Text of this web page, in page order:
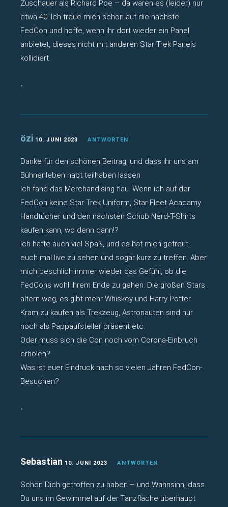
Zuschauer als Richard Poe – da waren es (leider) nur
etwa 40. Ich freue mich schon auf die nächste
FedCon und hoffe, wenn ihr dort wieder ein Panel
anbietet, dieses nicht mit anderen Star Trek Panels
kollidiert.
özi 10. JUNI 2023 ANTWORTEN
Danke für den schönen Beitrag, und dass ihr uns am
Bühnenleben habt teilhaben lassen.
Ich fand das Merchandising flau. Wenn ich auf der
FedCon keine Star Trek Uniform, Star Fleet Acadamy
Handtücher und den nächsten Schub Nerd-T-Shirts
kaufen kann, wo denn dann!?
Ich hatte auch viel Spaß, und es hat mich gefreut,
euch mal live zu sehen und sogar kurz zu treffen. Aber
mich beschlich immer wieder das Gefühl, ob die
FedCons wohl ihrem Ende zu gehen. Die großen Stars
altern weg, es gibt mehr Whiskey und Harry Potter
Kram zu kaufen als Trekzeug, Astronauten sind nur
noch als Pappaufsteller präsent etc.
Oder muss sich die Con noch vom Corona-Einbruch
erholen?
Was ist euer Eindruck nach so vielen Jahren FedCon-
Besuchen?
Sebastian 10. JUNI 2023 ANTWORTEN
Schön Dich getroffen zu haben – und Wahnsinn, dass
Du uns im Gewimmel auf der Tanzfläche überhaupt